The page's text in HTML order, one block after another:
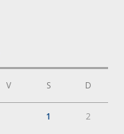
V S D
1 2